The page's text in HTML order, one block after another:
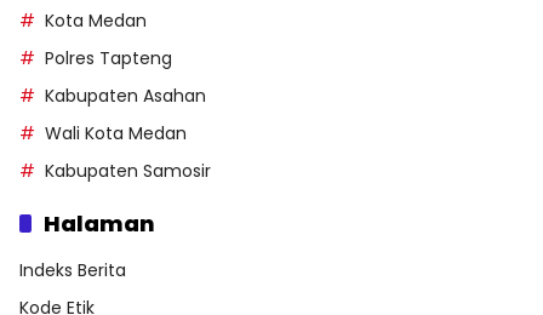
Kota Medan
Polres Tapteng
Kabupaten Asahan
Wali Kota Medan
Kabupaten Samosir
Halaman
Indeks Berita
Kode Etik